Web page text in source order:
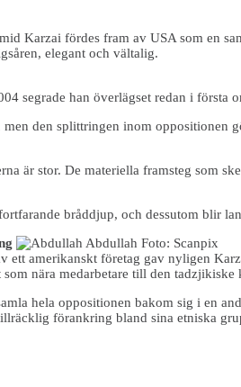
Karzai fördes fram av USA som en
elegant och vältalig.
segrade han överlägset redan i
men den splittringen inom oppositionen
är stor. De materiella framsteg som
bråddjup, och dessutom blir
ett amerikanskt företag gav nyligen
nära medarbetare till den
hela oppositionen bakom sig i en
förankring bland sina etniska